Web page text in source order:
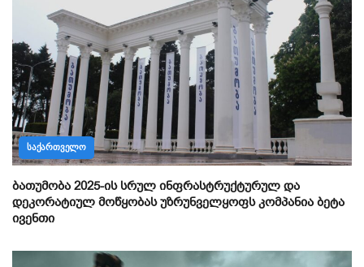
ᲡᲐᲥᲐᲠᲗᲕᲔᲚᲝ
ბათუმობა 2025-ის სრულ ინფრასტრუქტურულ და
დეკორატიულ მოწყობას უზრუნველყოფს კომპანია ბეტა
ივენთი